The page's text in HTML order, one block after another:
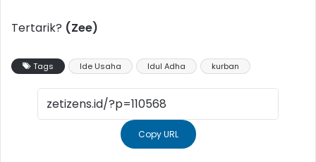
Tertarik? (Zee)
Tags Ide Usaha Idul Adha kurban
Copy URL